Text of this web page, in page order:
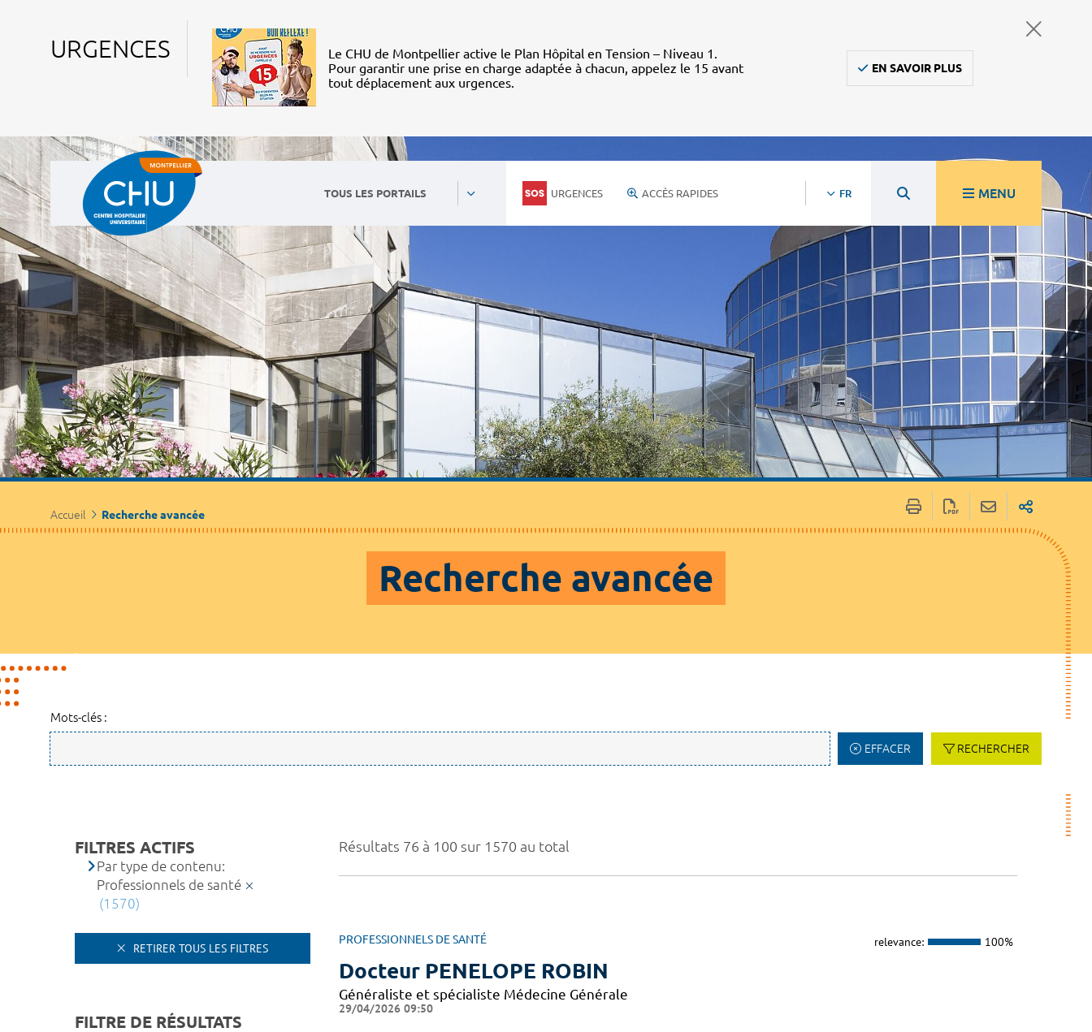
URGENCES
Le CHU de Montpellier active le Plan Hôpital en Tension – Niveau 1.
Pour garantir une prise en charge adaptée à chacun, appelez le 15 avant
tout déplacement aux urgences.
EN SAVOIR PLUS
TOUS LES PORTAILS URGENCES ACCÈS RAPIDES FR MENU
Accueil Recherche avancée
Recherche avancée
Mots-clés :
EFFACER RECHERCHER
Résultats 76 à 100 sur 1570 au total
PROFESSIONNELS DE SANTÉ relevance: 100%
Docteur PENELOPE ROBIN
Généraliste et spécialiste Médecine Générale
29/04/2026 09:50
FILTRES ACTIFS
Par type de contenu:
Professionnels de santé
(1570)
RETIRER TOUS LES FILTRES
FILTRE DE RÉSULTATS